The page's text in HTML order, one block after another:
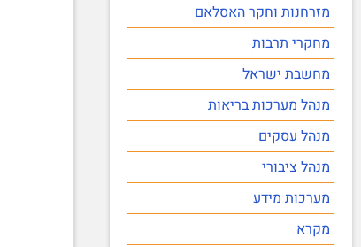
מזרחנות וחקר האסלאם
מחקרי תרבות
מחשבת ישראל
מנהל מערכות בריאות
מנהל עסקים
מנהל ציבורי
מערכות מידע
מקרא